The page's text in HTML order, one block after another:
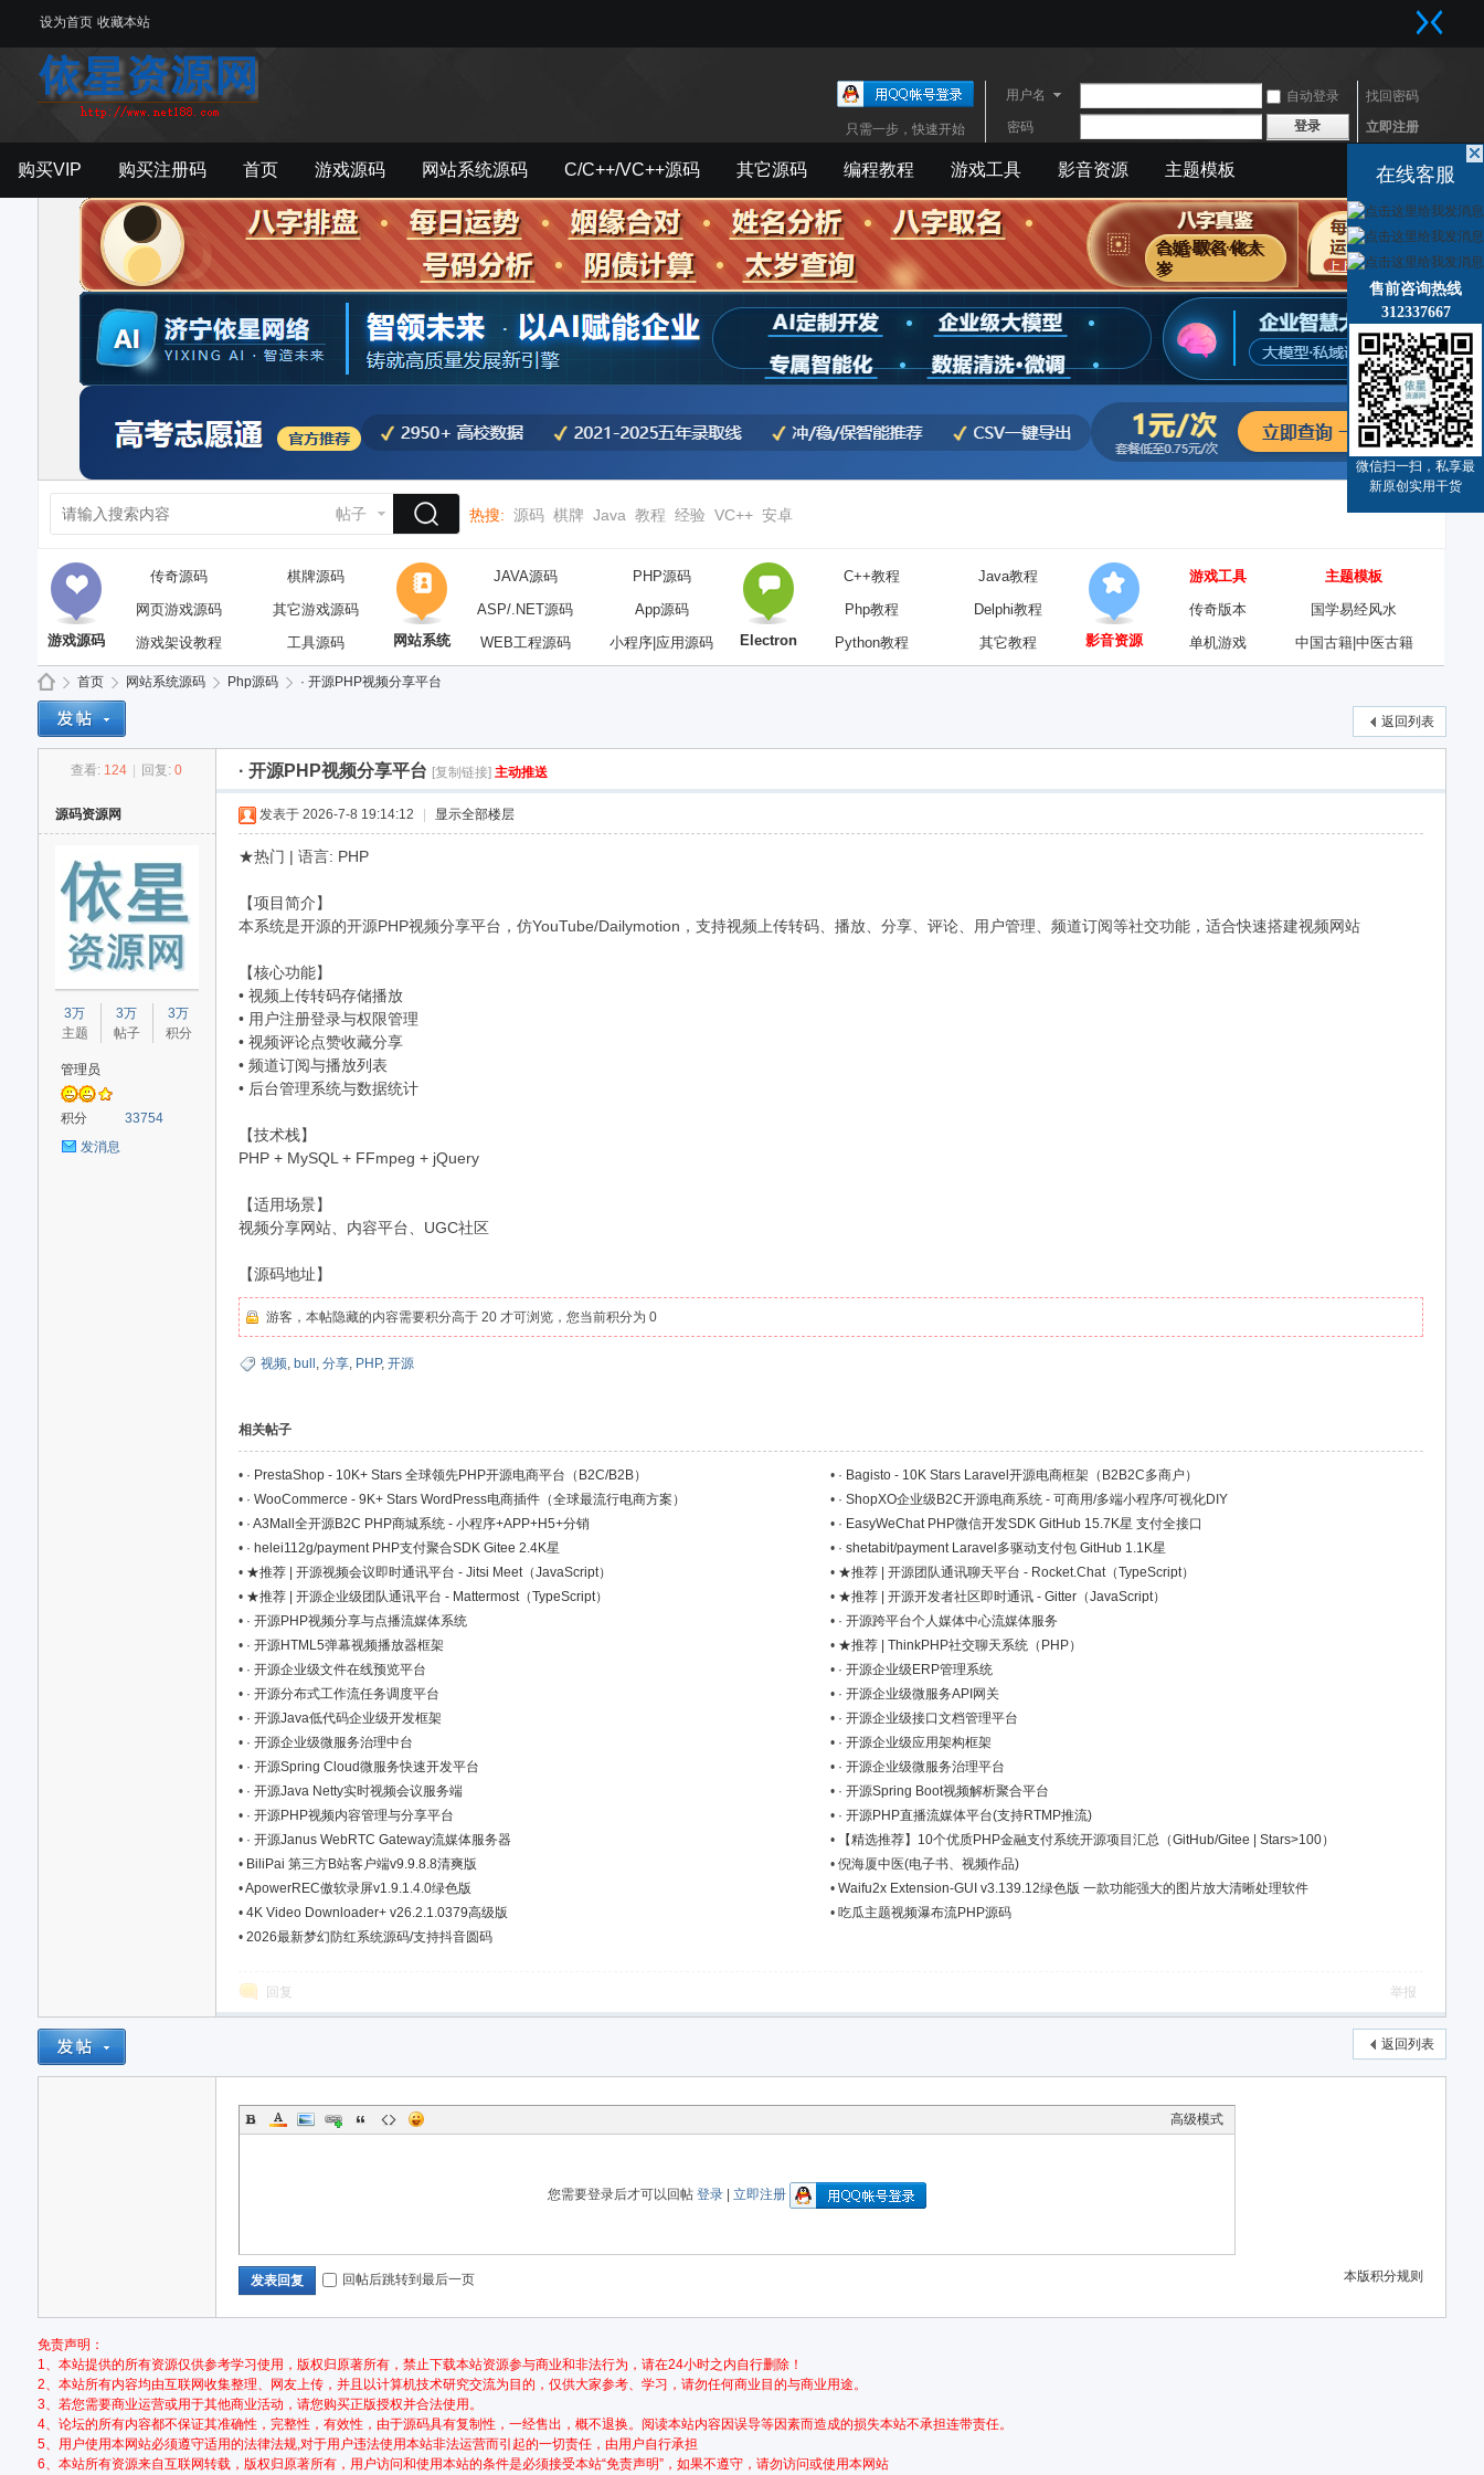
设为首页 收藏本站
用户名 自动登录
找回密码
密码
登录 立即注册
只需一步，快速开始
快捷导航
购买VIP 购买注册码 首页 游戏源码 网站系统源码 C/C++/VC++源码 其它源码 编程教程 游戏工具 影音资源 主题模板
帖子 热搜: 源码 棋牌 Java 教程 经验 VC++ 安卓
游戏源码
传奇源码
棋牌源码
网页游戏源码
其它游戏源码
游戏架设教程
工具源码 网站系统
JAVA源码
PHP源码
ASP/.NET源码
App源码
WEB工程源码
小程序|应用源码 Electron
C++教程
Java教程
Php教程
Delphi教程
Python教程
其它教程 影音资源
游戏工具
主题模板
传奇版本
国学易经风水
单机游戏
中国古籍|中医古籍
首页
›
网站系统源码 Php源码
›
· 开源PHP视频分享平台
返回列表
查看: 124 回复: 0 · 开源PHP视频分享平台 [复制链接] 主动推送
源码资源网
3万
主题
3万
帖子
3万
积分
管理员
积分
33754
发消息
发表于 2026-7-8 19:14:12 显示全部楼层
★热门 | 语言: PHP
【项目简介】
本系统是开源的开源PHP视频分享平台，仿YouTube/Dailymotion，支持视频上传转码、播放、分享、评论、用户管理、频道订阅等社交功能，适合快速搭建视频网站
【核心功能】
• 视频上传转码存储播放
• 用户注册登录与权限管理
• 视频评论点赞收藏分享
• 频道订阅与播放列表
• 后台管理系统与数据统计
【技术栈】
PHP + MySQL + FFmpeg + jQuery
【适用场景】
视频分享网站、内容平台、UGC社区
【源码地址】
游客，本帖隐藏的内容需要积分高于 20 才可浏览，您当前积分为 0
视频, bull , 分享, PHP, 开源
相关帖子
• · PrestaShop - 10K+ Stars 全球领先PHP开源电商平台（B2C/B2B） • · Bagisto - 10K Stars Laravel开源电商框架（B2B2C多商户）
• · WooCommerce - 9K+ Stars WordPress电商插件（全球最流行电商方案） • · ShopXO企业级B2C开源电商系统 - 可商用/多端小程序/可视化DIY
• · A3Mall全开源B2C PHP商城系统 - 小程序+APP+H5+分销 • · EasyWeChat PHP微信开发SDK GitHub 15.7K星 支付全接口
• · helei112g/payment PHP支付聚合SDK Gitee 2.4K星 • · shetabit/payment Laravel多驱动支付包 GitHub 1.1K星
• ★推荐 | 开源视频会议即时通讯平台 - Jitsi Meet（JavaScript） • ★推荐 | 开源团队通讯聊天平台 - Rocket.Chat（TypeScript）
• ★推荐 | 开源企业级团队通讯平台 - Mattermost（TypeScript） • ★推荐 | 开源开发者社区即时通讯 - Gitter（JavaScript）
• · 开源PHP视频分享与点播流媒体系统 • · 开源跨平台个人媒体中心流媒体服务
• · 开源HTML5弹幕视频播放器框架 • ★推荐 | ThinkPHP社交聊天系统（PHP）
• · 开源企业级文件在线预览平台 • · 开源企业级ERP管理系统
• · 开源分布式工作流任务调度平台 • · 开源企业级微服务API网关
• · 开源Java低代码企业级开发框架 • · 开源企业级接口文档管理平台
• · 开源企业级微服务治理中台 • · 开源企业级应用架构框架
• · 开源Spring Cloud微服务快速开发平台 • · 开源企业级微服务治理平台
• · 开源Java Netty实时视频会议服务端 • · 开源Spring Boot视频解析聚合平台
• · 开源PHP视频内容管理与分享平台 • · 开源PHP直播流媒体平台(支持RTMP推流)
• · 开源Janus WebRTC Gateway流媒体服务器 •
【精选推荐】10个优质PHP金融支付系统开源项目汇总（GitHub/Gitee | Stars>100）
• BiliPai 第三方B站客户端v9.9.8.8清爽版 •倪海厦中医(电子书、视频作品)
•ApowerREC傲软录屏v1.9.1.4.0绿色版 •Waifu2x Extension-GUI v3.139.12绿色版 一款功能强大的图片放大清晰处理软件
• 4K Video Downloader+ v26.2.1.0379高级版 •吃瓜主题视频瀑布流PHP源码
• 2026最新梦幻防红系统源码/支持抖音圆码
回复 举报
返回列表
高级模式
您需要登录后才可以回帖 登录| 立即注册
本版积分规则
发表回复 回帖后跳转到最后一页
免责声明：
1、本站提供的所有资源仅供参考学习使用，版权归原著所有，禁止下载本站资源参与商业和非法行为，请在24小时之内自行删除！
2、本站所有内容均由互联网收集整理、网友上传，并且以计算机技术研究交流为目的，仅供大家参考、学习，请勿任何商业目的与商业用途。
3、若您需要商业运营或用于其他商业活动，请您购买正版授权并合法使用。
4、论坛的所有内容都不保证其准确性，完整性，有效性，由于源码具有复制性，一经售出，概不退换。阅读本站内容因误导等因素而造成的损失本站不承担连带责任。
5、用户使用本网站必须遵守适用的法律法规,对于用户违法使用本站非法运营而引起的一切责任，由用户自行承担
6、本站所有资源来自互联网转载，版权归原著所有，用户访问和使用本站的条件是必须接受本站“免责声明”，如果不遵守，请勿访问或使用本网站
在线客服
售前咨询热线
312337667
微信扫一扫，私享最
新原创实用干货